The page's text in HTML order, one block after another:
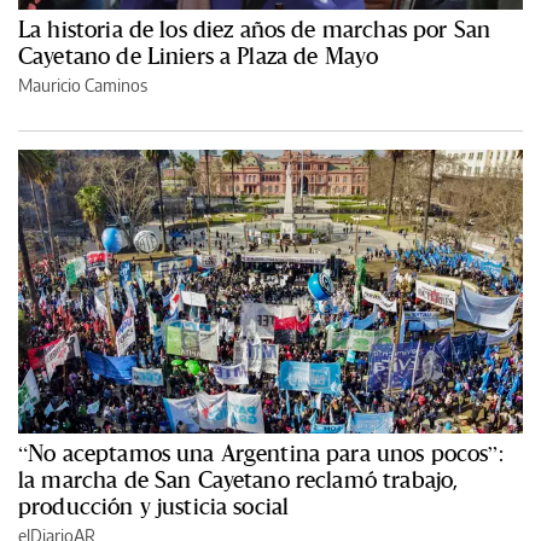
La historia de los diez años de marchas por San
Cayetano de Liniers a Plaza de Mayo
Mauricio Caminos
“No aceptamos una Argentina para unos pocos”:
la marcha de San Cayetano reclamó trabajo,
producción y justicia social
elDiarioAR